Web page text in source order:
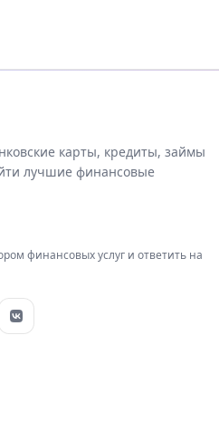
карты, кредиты, займы
лучшие финансовые
финансовых услуг и ответить на